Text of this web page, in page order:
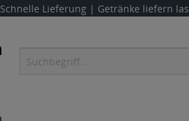
Schnelle Lieferung | Getränke liefern